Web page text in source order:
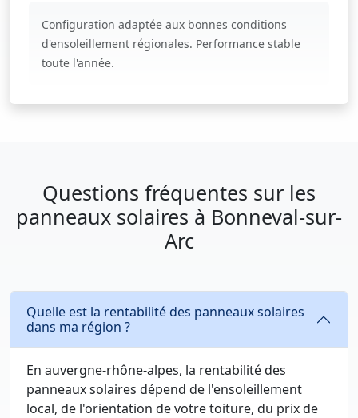
Configuration adaptée aux bonnes conditions
d'ensoleillement régionales. Performance stable
toute l'année.
Questions fréquentes sur les
panneaux solaires à Bonneval-sur-
Arc
Quelle est la rentabilité des panneaux solaires
dans ma région ?
En auvergne-rhône-alpes, la rentabilité des
panneaux solaires dépend de l'ensoleillement
local, de l'orientation de votre toiture, du prix de